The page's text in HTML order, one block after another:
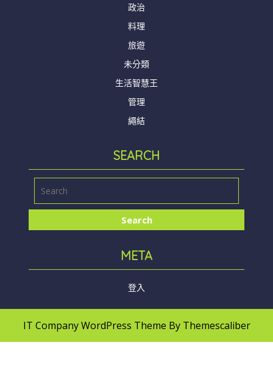
政治
料理
旅遊
未分類
生活智慧王
管理
繩結
SEARCH
META
登入
IT Company WordPress Theme By Themescaliber